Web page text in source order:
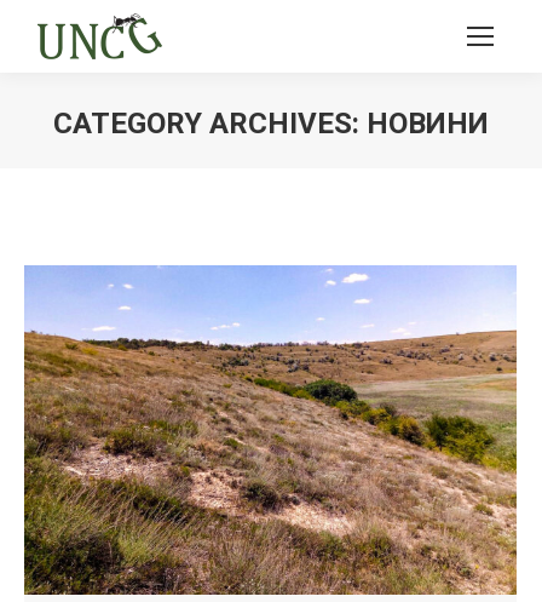
CATEGORY ARCHIVES: НОВИНИ